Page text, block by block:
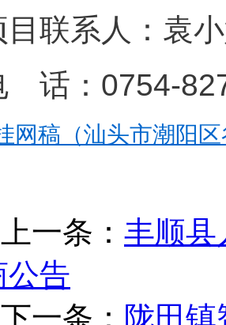
目联系人：袁
话：0754-
网稿（汕头市潮阳
上一条： 丰顺县
公告
下一条： 陇田